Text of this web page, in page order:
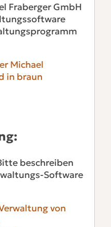
Fraberger GmbH
Michael
in braun
beschreiben
Software
von